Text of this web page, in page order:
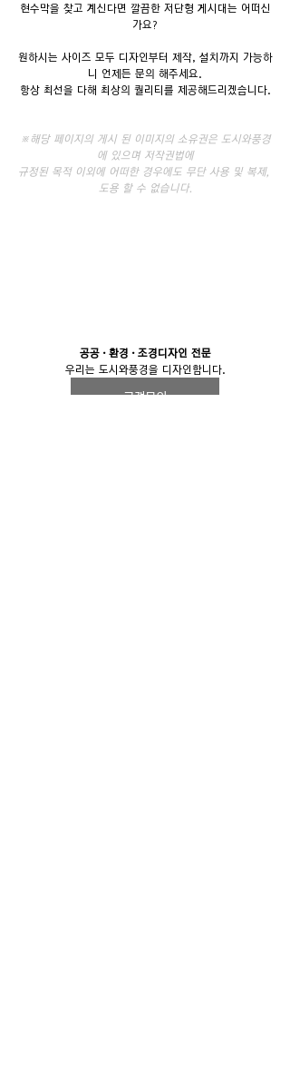
현수막을 찾고 계신다면 깔끔한 저단형 게시대는 어떠신
가요?
원하시는 사이즈 모두 디자인부터 제작, 설치까지 가능하
니 언제든 문의 해주세요.
항상 최선을 다해 최상의 퀄리티를 제공해드리겠습니다.
※해당 페이지의 게시 된 이미지의 소유권은 도시와풍경
에 있으며 저작권법에
규정된 목적 이외에 어떠한 경우에도 무단 사용 및 복제,
도용 할 수 없습니다.
공공·환경·조경디자인 전문
우리는 도시와풍경을 디자인합니다.
고객문의